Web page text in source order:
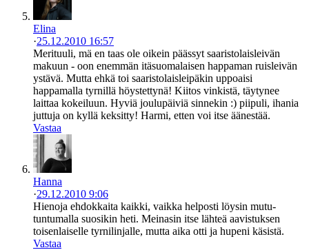
Elina
·25.12.2010 16:57
Merituuli, mä en taas ole oikein päässyt saaristolaisleivän
makuun - oon enemmän itäsuomalaisen happaman ruisleivän
ystävä. Mutta ehkä toi saaristolaisleipäkin uppoaisi
happamalla tyrnillä höystettynä! Kiitos vinkistä, täytynee
laittaa kokeiluun. Hyviä joulupäiviä sinnekin :) piipuli, ihania
juttuja on kyllä keksitty! Harmi, etten voi itse äänestää.
Vastaa
Hanna
·29.12.2010 9:06
Hienoja ehdokkaita kaikki, vaikka helposti löysin mutu-
tuntumalla suosikin heti. Meinasin itse lähteä aavistuksen
toisenlaiselle tyrnilinjalle, mutta aika otti ja hupeni käsistä.
Vastaa